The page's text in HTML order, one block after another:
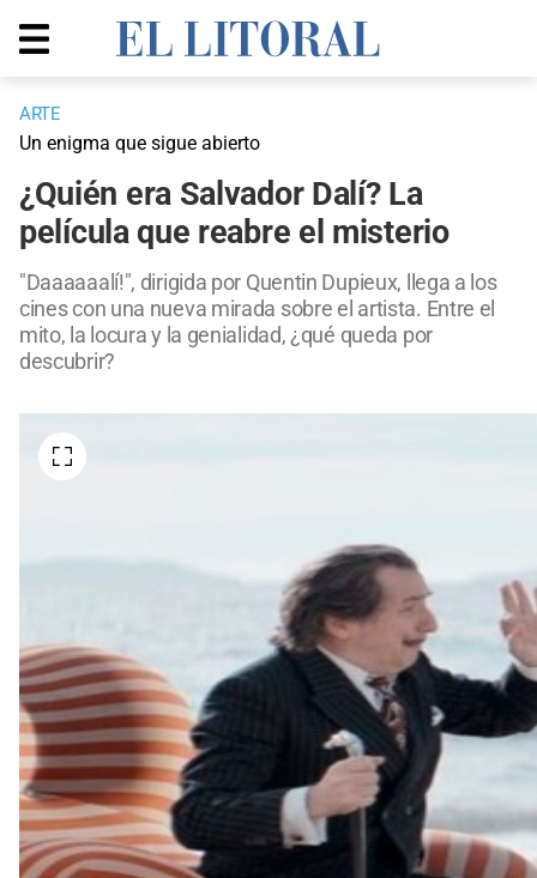
ARTE
Un enigma que sigue abierto
¿Quién era Salvador Dalí? La
película que reabre el misterio
"Daaaaaalí!", dirigida por Quentin Dupieux, llega a los
cines con una nueva mirada sobre el artista. Entre el
mito, la locura y la genialidad, ¿qué queda por
descubrir?